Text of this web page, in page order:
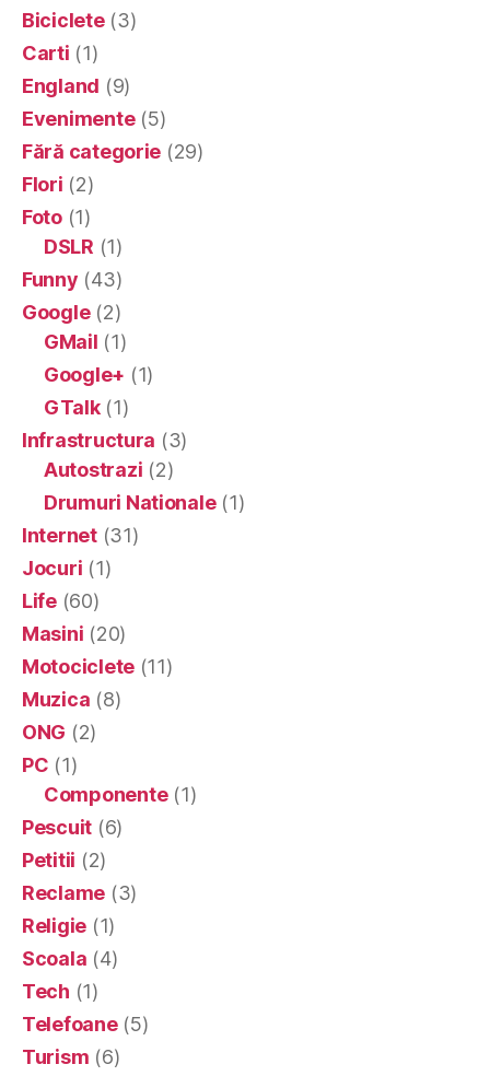
Biciclete(3)
Carti (1)
England (9)
Evenimente(5)
Fără categorie (29)
Flori (2)
Foto(1)
DSLR (1)
Funny (43)
Google(2)
GMail (1)
Google+ (1)
GTalk(1)
Infrastructura (3)
Autostrazi (2)
Drumuri Nationale(1)
Internet(31)
Jocuri (1)
Life(60)
Masini (20)
Motociclete (11)
Muzica (8)
ONG (2)
PC (1)
Componente(1)
Pescuit (6)
Petitii (2)
Reclame (3)
Religie (1)
Scoala (4)
Tech (1)
Telefoane(5)
Turism (6)